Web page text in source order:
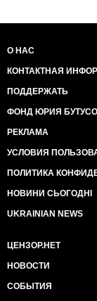
талони,
покори тим,
першої
бідністю".
продовольчу
сприяти
насіння
використання
Створювати
уявлення про
екосистему.
Мета 3:
О НАС
КОНТАКТНАЯ
ПОДДЕРЖАТЬ
ФОНД ЮРИЯ
РЕКЛАМА
УСЛОВИЯ
ПОЛИТИКА
НОВИНИ СЬОГОДНІ
UKRAINIAN NEWS
ЦЕНЗОР.НЕТ
НОВОСТИ
СОБЫТИЯ